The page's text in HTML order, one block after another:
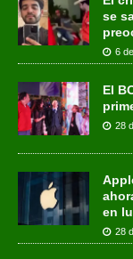
se
6
El
28
en
28